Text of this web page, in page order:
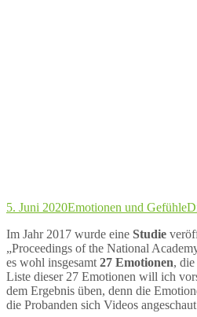
5. Juni 2020Emotionen und Gefühle
Im Jahr 2017 wurde eine Studie
„Proceedings of the National
es wohl insgesamt 27 Emotionen,
Liste dieser 27 Emotionen will ich
dem Ergebnis üben, denn die
die Probanden sich Videos